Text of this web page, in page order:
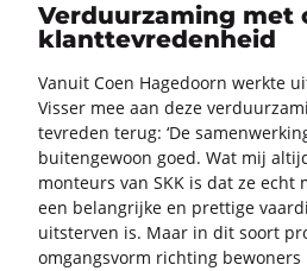
Verduurzaming met
klanttevredenheid
Van­uit Coen Ha­ge­doorn werk­te
Vis­ser mee aan deze
te­vre­den terug: ‘De
bui­ten­ge­woon goed. Wat mij
mon­teurs van SKK is dat ze echt
een be­lang­rij­ke en pret­ti­ge
uit­ster­ven is. Maar in dit soort
om­gangs­vorm rich­ting